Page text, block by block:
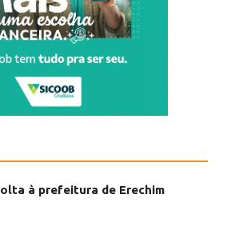
à prefeitura de Erechim